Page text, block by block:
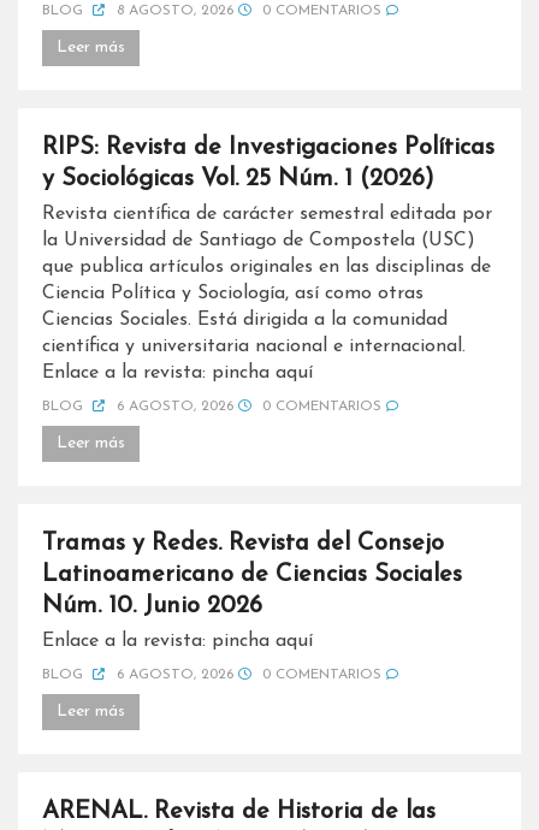
BLOG 8 AGOSTO, 2026 0 COMENTARIOS
Leer más
RIPS: Revista de Investigaciones Políticas
y Sociológicas Vol. 25 Núm. 1 (2026)
Revista científica de carácter semestral editada por
la Universidad de Santiago de Compostela (USC)
que publica artículos originales en las disciplinas de
Ciencia Política y Sociología, así como otras
Ciencias Sociales. Está dirigida a la comunidad
científica y universitaria nacional e internacional.
Enlace a la revista: pincha aquí
BLOG 6 AGOSTO, 2026 0 COMENTARIOS
Leer más
Tramas y Redes. Revista del Consejo
Latinoamericano de Ciencias Sociales
Núm. 10. Junio 2026
Enlace a la revista: pincha aquí
BLOG 6 AGOSTO, 2026 0 COMENTARIOS
Leer más
ARENAL. Revista de Historia de las